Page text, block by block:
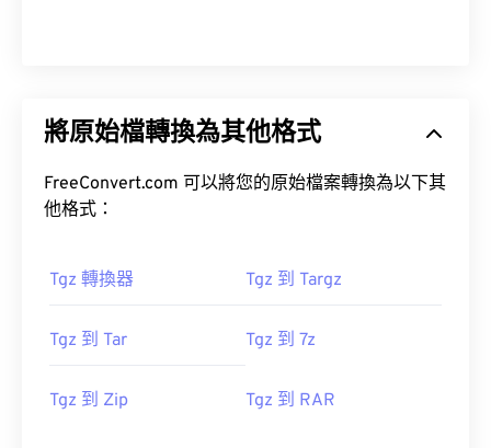
將原始檔轉換為其他格式
FreeConvert.com 可以將您的原始檔案轉換為以下其
他格式：
Tgz 轉換器 Tgz 到 Targz
Tgz 到 Tar Tgz 到 7z
Tgz 到 Zip Tgz 到 RAR